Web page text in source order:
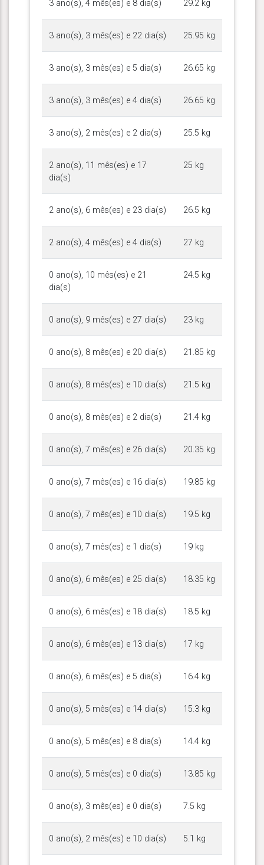
3 ano(s), 4 mês(es) e 8 dia(s) 29.2 kg
3 ano(s), 3 mês(es) e 22 dia(s) 25.95 kg
3 ano(s), 3 mês(es) e 5 dia(s) 26.65 kg
3 ano(s), 3 mês(es) e 4 dia(s) 26.65 kg
3 ano(s), 2 mês(es) e 2 dia(s) 25.5 kg
2 ano(s), 11 mês(es) e 17
dia(s)
25 kg
2 ano(s), 6 mês(es) e 23 dia(s) 26.5 kg
2 ano(s), 4 mês(es) e 4 dia(s) 27 kg
0 ano(s), 10 mês(es) e 21
dia(s)
24.5 kg
0 ano(s), 9 mês(es) e 27 dia(s) 23 kg
0 ano(s), 8 mês(es) e 20 dia(s) 21.85 kg
0 ano(s), 8 mês(es) e 10 dia(s) 21.5 kg
0 ano(s), 8 mês(es) e 2 dia(s) 21.4 kg
0 ano(s), 7 mês(es) e 26 dia(s) 20.35 kg
0 ano(s), 7 mês(es) e 16 dia(s) 19.85 kg
0 ano(s), 7 mês(es) e 10 dia(s) 19.5 kg
0 ano(s), 7 mês(es) e 1 dia(s) 19 kg
0 ano(s), 6 mês(es) e 25 dia(s) 18.35 kg
0 ano(s), 6 mês(es) e 18 dia(s) 18.5 kg
0 ano(s), 6 mês(es) e 13 dia(s) 17 kg
0 ano(s), 6 mês(es) e 5 dia(s) 16.4 kg
0 ano(s), 5 mês(es) e 14 dia(s) 15.3 kg
0 ano(s), 5 mês(es) e 8 dia(s) 14.4 kg
0 ano(s), 5 mês(es) e 0 dia(s) 13.85 kg
0 ano(s), 3 mês(es) e 0 dia(s) 7.5 kg
0 ano(s), 2 mês(es) e 10 dia(s) 5.1 kg